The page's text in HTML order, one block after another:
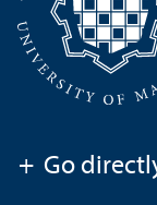
+ Go